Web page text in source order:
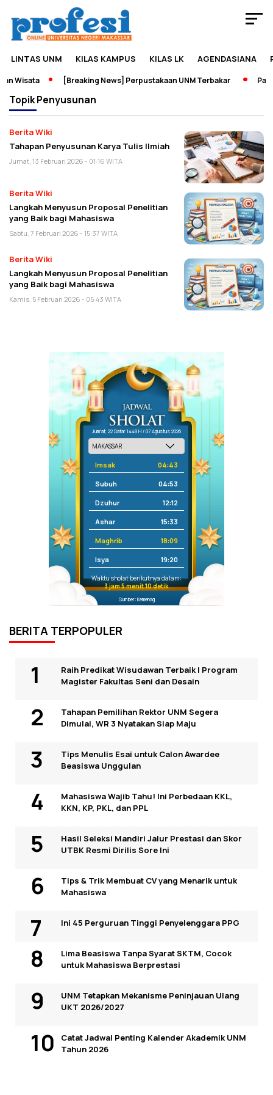
LINTAS UNM KILAS KAMPUS KILAS LK AGENDASIANA
Wisata [Breaking News] Perpustakaan UNM Terbakar
TopikPenyusunan
Berita Wiki
Tahapan Penyusunan Karya Tulis Ilmiah
Jumat, 13 Februari 2026 - 01:16 WITA
Berita Wiki
Langkah Menyusun Proposal Penelitian
yang Baik bagi Mahasiswa
Sabtu, 7 Februari 2026 - 15:37 WITA
Berita Wiki
Langkah Menyusun Proposal Penelitian
yang Baik bagi Mahasiswa
Kamis, 5 Februari 2026 - 05:43 WITA
Jum'at, 22 Safar 1448 H / 07 Agustus 2026
Imsak 04:43
Subuh 04:53
Dzuhur 12:12
Ashar 15:33
Maghrib 18:09
Isya 19:20
Waktu sholat berikutnya dalam:
3 jam 5 menit 10 detik
Sumber: Kemenag
BERITA TERPOPULER
Raih Predikat Wisudawan Terbaik I Program
Magister Fakultas Seni dan Desain
Tahapan Pemilihan Rektor UNM Segera
Dimulai, WR 3 Nyatakan Siap Maju
Tips Menulis Esai untuk Calon Awardee
Beasiswa Unggulan
Mahasiswa Wajib Tahu! Ini Perbedaan KKL,
KKN, KP, PKL, dan PPL
Hasil Seleksi Mandiri Jalur Prestasi dan Skor
UTBK Resmi Dirilis Sore Ini
Tips & Trik Membuat CV yang Menarik untuk
Mahasiswa
Ini 45 Perguruan Tinggi Penyelenggara PPG
Lima Beasiswa Tanpa Syarat SKTM, Cocok
untuk Mahasiswa Berprestasi
UNM Tetapkan Mekanisme Peninjauan Ulang
UKT 2026/2027
Catat Jadwal Penting Kalender Akademik UNM
Tahun 2026